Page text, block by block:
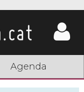
Agenda